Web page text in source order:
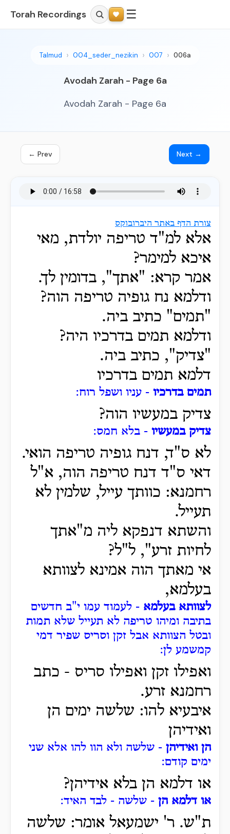
Torah Recordings ☰
Talmud 004_seder_nezikin 007 006a
Avodah Zarah - Page 6a
Avodah Zarah - Page 6a
← Prev Next →
צורת הדף באתר היברובוקס
אלא למ"ד טריפה יולדת, מאי
איכא למימר?
אמר קרא: "אתך", בדומין לך.
ודלמא נח גופיה טריפה הוה?
"תמים" כתיב ביה.
ודלמא תמים בדרכיו היה?
"צדיק", כתיב ביה.
דלמא תמים בדרכיו
תמים בדרכיו - עניו ושפל רוח:
צדיק במעשיו הוה?
צדיק במעשיו - בלא חמס:
לא ס"ד, דנח גופיה טריפה הואי.
דאי ס"ד דנח טריפה הוה, א"ל
רחמנא: כוותך עייל, שלמין לא
תעייל.
והשתא דנפקא ליה מ"אתך
לחיות זרע", ל"ל?
אי מאתך הוה אמינא לצוותא
בעלמא,
לצוותא בעלמא - לעמוד עמו י"ב חדשים
בתיבה ומיהו טריפה לא תעייל שלא תמות
ובטל הצוותא אבל זקן וסריס שפיר דמי
קמשמע לן:
ואפילו זקן ואפילו סריס - כתב
רחמנא זרע.
איבעיא להו: שלשה ימים הן
ואידיהן
הן ואידיהן - שלשה ולא הוו להו אלא שני
ימים קודם:
או דלמא הן בלא אידיהן?
או דלמא הן - שלשה - לבד האיד:
ת"ש. ר' ישמעאל אומר: שלשה